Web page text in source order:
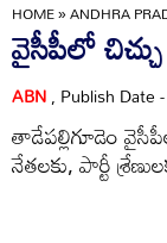
HOME»ANDHRA
వైసీపీలో చిచ్చు
ABN, Publish Date
తాడేపల్లిగూడెం
నేతలకు, పార్టీ